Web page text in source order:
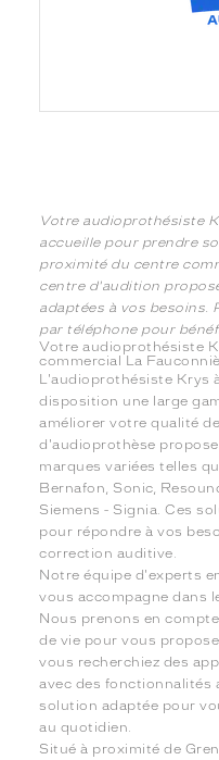
Votre audioprothésiste
accueille pour prendre
proximité du centre
centre d'audition
adaptées à vos besoins.
par téléphone pour
Votre audioprothésiste
commercial La
L'audioprothésiste Krys
disposition une large
améliorer votre qualité
d'audioprothèse
marques variées telles
Bernafon, Sonic,
Siemens - Signia. Ces
pour répondre à vos
correction auditive.
Notre équipe d'experts
vous accompagne dans
Nous prenons en
de vie pour vous
vous recherchiez des
avec des fonctionnalités
solution adaptée pour
au quotidien.
Situé à proximité de